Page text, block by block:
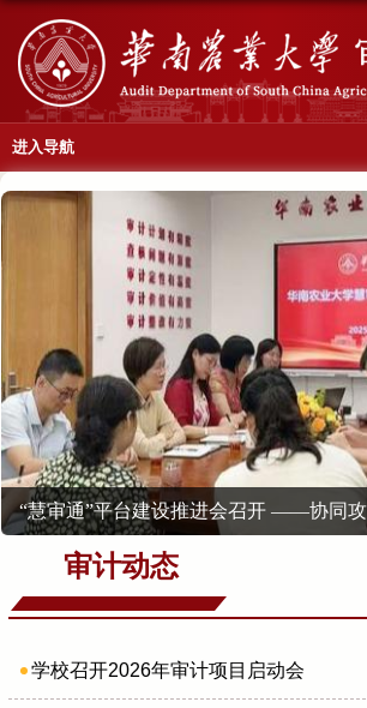
进入导航
“慧审通”平台建设推进会召开 ——协同
审计动态
学校召开2026年审计项目启动会